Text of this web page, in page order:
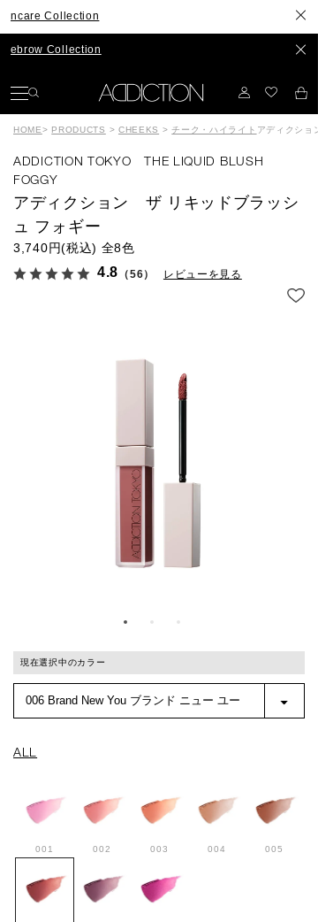
Collection
Collection
HOME> PRODUCTS > CHEEKS >チーク・ハイライト アディクシ
ADDICTION TOKYO THE LIQUID BLUSH
FOGGY
アディクション ザ リキッドブラッシ
ュ フォギー
3,740円(税込) 全8色
4.8 （56） レビューを見る
現在選択中のカラー
ALL
001 002 003 004 005